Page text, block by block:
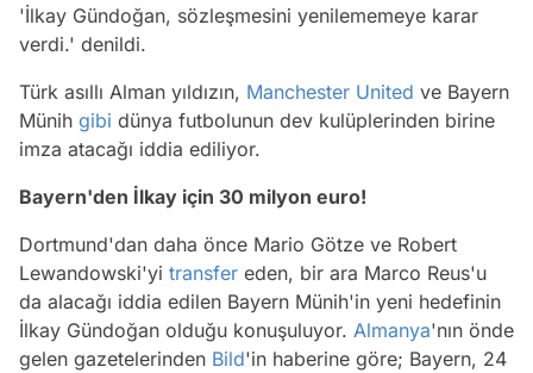
'İlkay Gündoğan, sözleşmesini yenilememeye karar
verdi.' denildi.
Türk asıllı Alman yıldızın, Manchester United ve Bayern
Münih gibi dünya futbolunun dev kulüplerinden birine
imza atacağı iddia ediliyor.
Bayern'den İlkay için 30 milyon euro!
Dortmund'dan daha önce Mario Götze ve Robert
Lewandowski'yi transfer eden, bir ara Marco Reus'u
da alacağı iddia edilen Bayern Münih'in yeni hedefinin
İlkay Gündoğan olduğu konuşuluyor. Almanya'nın önde
gelen gazetelerinden Bild'in haberine göre; Bayern, 24